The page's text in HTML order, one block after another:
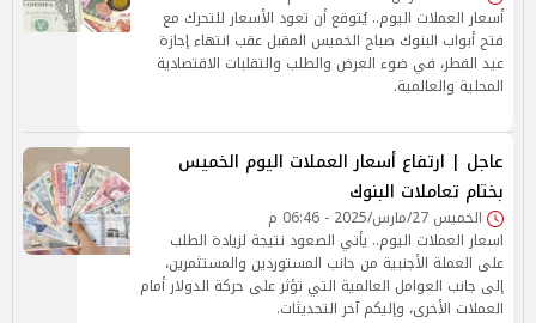
أسعار العملات اليوم.. يُتوقع أن تعود الأسعار للتحرك مع
فتح أبواب البنوك صباح الخميس المقبل عقب انتهاء إجازة
عيد الفطر، في ضوء العرض والطلب والتقلبات الاقتصادية
المحلية والعالمية.
عاجل | ارتفاع أسعار العملات اليوم الخميس
بختام تعاملات البنوك
الخميس 27/مارس/2025 - 06:46 م
اسعار العملات اليوم.. يأتي الصعود نتيجة لزيادة الطلب
على العملة الأجنبية من جانب المستوردين والمستثمرين،
إلى جانب العوامل العالمية التي تؤثر على حركة الدولار أمام
العملات الأخرى، وإليكم آخر التحديثات.